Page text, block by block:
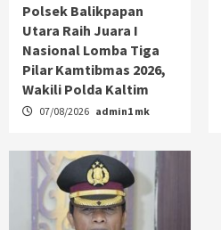
Polsek Balikpapan
Utara Raih Juara I
Nasional Lomba Tiga
Pilar Kamtibmas 2026,
Wakili Polda Kaltim
07/08/2026 admin1 mk